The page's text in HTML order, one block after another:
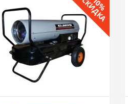
10%
СКИДКА